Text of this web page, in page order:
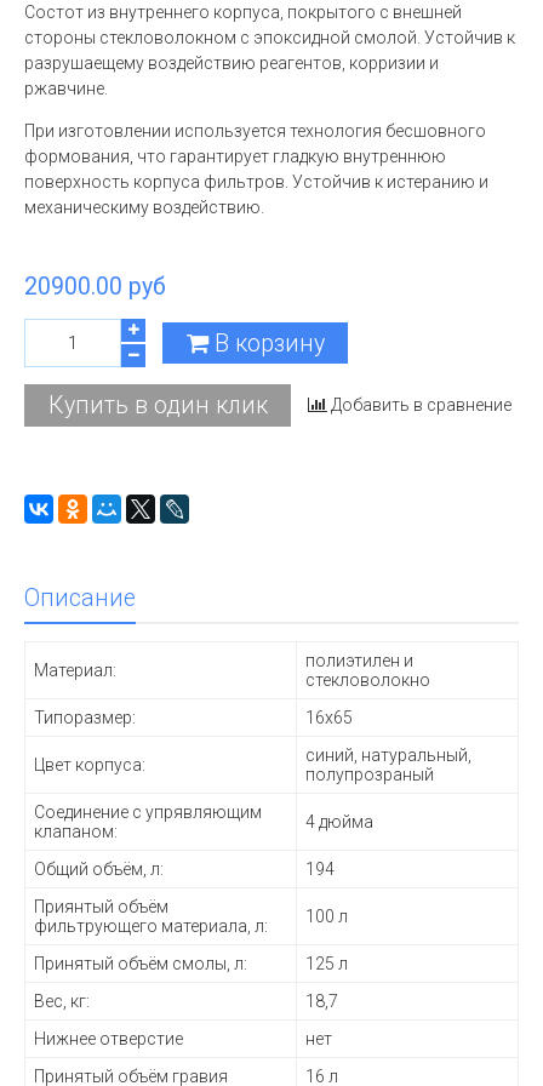
Состот из внутреннего корпуса, покрытого с внешней
стороны стекловолокном с эпоксидной смолой. Устойчив к
разрушаещему воздействию реагентов, корризии и
ржавчине.
При изготовлении используется технология бесшовного
формования, что гарантирует гладкую внутреннюю
поверхность корпуса фильтров. Устойчив к истеранию и
механическиму воздействию.
20900.00 руб
В корзину
Купить в один клик Добавить в сравнение
Описание
Материал:
полиэтилен и
стекловолокно
Типоразмер:
16х65
Цвет корпуса:
синий, натуральный,
полупрозраный
Соединение с упрявляющим
клапаном:
4 дюйма
Общий объём, л:
194
Приянтый объём
фильтрующего материала, л:
100 л
Принятый объём смолы, л:
125 л
Вес, кг:
18,7
Нижнее отверстие
нет
Принятый объём гравия
16 л